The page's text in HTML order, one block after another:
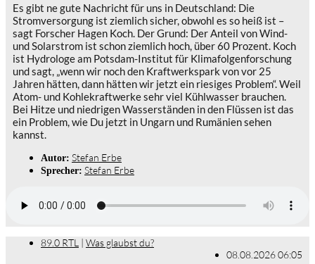
Es gibt ne gute Nachricht für uns in Deutschland: Die
Stromversorgung ist ziemlich sicher, obwohl es so heiß ist –
sagt Forscher Hagen Koch. Der Grund: Der Anteil von Wind-
und Solarstrom ist schon ziemlich hoch, über 60 Prozent. Koch
ist Hydrologe am Potsdam-Institut für Klimafolgenforschung
und sagt, „wenn wir noch den Kraftwerkspark von vor 25
Jahren hätten, dann hätten wir jetzt ein riesiges Problem“. Weil
Atom- und Kohlekraftwerke sehr viel Kühlwasser brauchen.
Bei Hitze und niedrigen Wasserständen in den Flüssen ist das
ein Problem, wie Du jetzt in Ungarn und Rumänien sehen
kannst.
Autor: Stefan Erbe
Sprecher: Stefan Erbe
89.0 RTL | Was glaubst du?
08.08.2026 06:05